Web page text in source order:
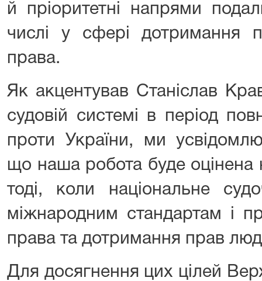
й пріоритетні напрями
числі у сфері дотримання
права.
Як акцентував Станіслав
судовій системі в період
проти України, ми
що наша робота буде оцінена
тоді, коли національне
міжнародним стандартам і
права та дотримання прав
Для досягнення цих цілей